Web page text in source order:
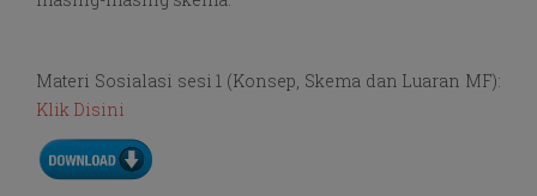
Materi Sosialasi sesi 1 (Konsep, Skema dan Luaran MF):
Klik Disini